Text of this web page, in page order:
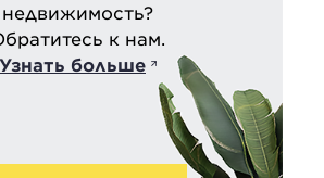
недвижимость?
к нам.
Узнать больше